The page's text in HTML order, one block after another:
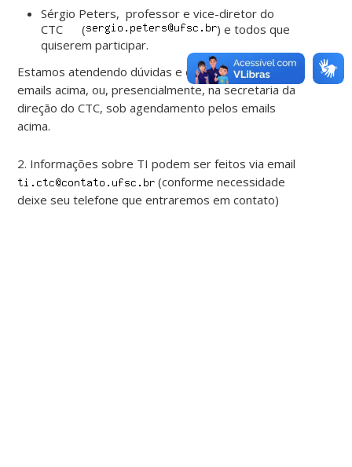
Sérgio Peters, professor e vice-diretor do
CTC (
) e todos que
quiserem participar.
Estamos atendendo dúvidas e demandas pelos
emails acima, ou, presencialmente, na secretaria da
direção do CTC, sob agendamento pelos emails
acima.
2. Informações sobre TI podem ser feitos via email
(conforme necessidade
deixe seu telefone que entraremos em contato)